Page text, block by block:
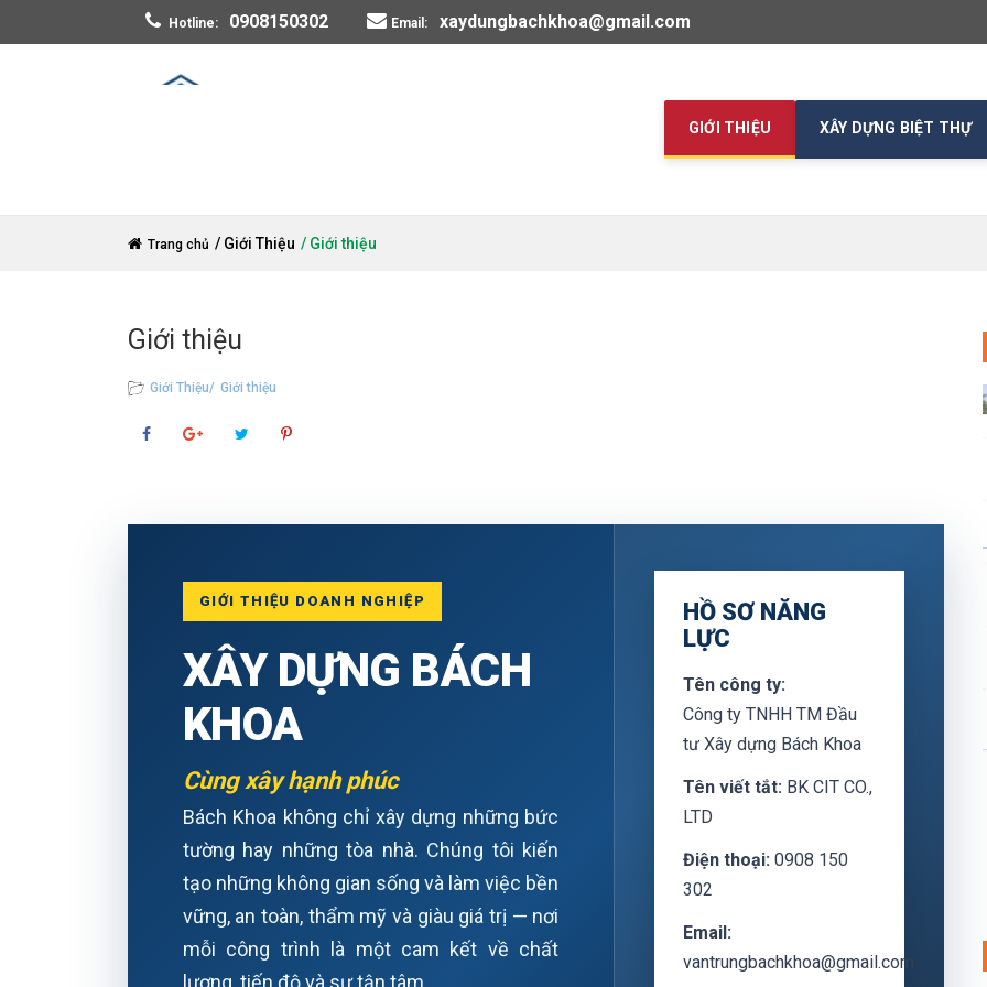
Hotline: 0908150302 Email: xaydungbachkhoa@gmail.com
GIỚI THIỆU XÂY DỰNG BIỆT THỰ
Trang chủ / Giới Thiệu / Giới thiệu
Giới thiệu
Giới Thiệu/ Giới thiệu
GIỚI THIỆU DOANH NGHIỆP
XÂY DỰNG BÁCH
KHOA
Cùng xây hạnh phúc
Bách Khoa không chỉ xây dựng những bức
tường hay những tòa nhà. Chúng tôi kiến
tạo những không gian sống và làm việc bền
vững, an toàn, thẩm mỹ và giàu giá trị — nơi
mỗi công trình là một cam kết về chất
lượng, tiến độ và sự tận tâm.
HỒ SƠ NĂNG
LỰC
Tên công ty:
Công ty TNHH TM Đầu
tư Xây dựng Bách Khoa
Tên viết tắt: BK CIT CO.,
LTD
Điện thoại: 0908 150
302
Email:
vantrungbachkhoa@gmail.com